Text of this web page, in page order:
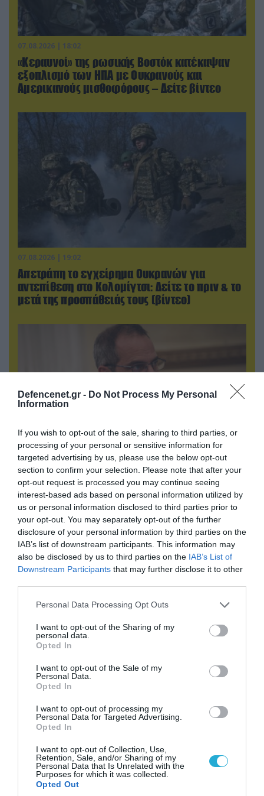
Defencenet.gr - Do Not Process My Personal
Information
If you wish to opt-out of the sale, sharing to third parties, or
processing of your personal or sensitive information for
targeted advertising by us, please use the below opt-out
section to confirm your selection. Please note that after your
opt-out request is processed you may continue seeing
interest-based ads based on personal information utilized by
us or personal information disclosed to third parties prior to
your opt-out. You may separately opt-out of the further
disclosure of your personal information by third parties on the
IAB’s list of downstream participants. This information may
also be disclosed by us to third parties on the IAB’s List of
Downstream Participants that may further disclose it to other
Please note that this website/app uses one or more Google
not limited to your visit or usage behaviour. You may click to
grant or deny consent to Google and its third-party tags to
use your data for below specified purposes in below Google
consent section.
Personal Data Processing Opt Outs
I want to opt-out of the Sharing of my
personal data.
Opted In
I want to opt-out of the Sale of my
Personal Data.
Opted In
I want to opt-out of processing my
Personal Data for Targeted Advertising.
Opted In
I want to opt-out of Collection, Use,
Retention, Sale, and/or Sharing of my
Personal Data that Is Unrelated with the
Purposes for which it was collected.
Opted Out
07.08.2026 | 18:02
«Κεραυνοί» της ρωσικής Βοστόκ κατέκαψαν
εξοπλισμό των ΗΠΑ με Ουκρανούς και
Αμερικανούς μισθοφόρους – Δείτε βίντεο
07.08.2026 | 19:02
Απετράπη το εγχείρημα Ουκρανών για
αντεπίθεση στο Κολομίγτσι: Δείτε το πριν & το
μετά της προσπάθειάς τους (βίντεο)
07.08.2026 | 20:02
Ο Γιάννης Αλαφούζος «τέλειωσε» τον
Κωνσταντίνο Ζούλα από τον ΣΚΑΪ – Ο λόγος της
απομάκρυνσής του
ΠΟΛΙΤΙΚΗ
08.08.2026 | 09:02
«Η απόλυτη τραγωδία»: Η «αιχμηρή» ανάρτηση
του Αρκά για τα τατουάζ (φωτο)